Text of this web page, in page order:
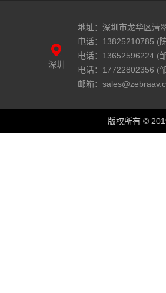
深圳
地址：深圳市龙华区清
电话：13825210785 (
电话：13652596224 (
电话：17722802356 (
邮箱：
版权所有 ©